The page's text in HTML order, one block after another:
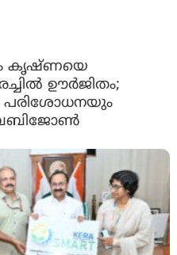
കൃഷ്ണയെ
ഊർജിതം;
പരിശോധനയും